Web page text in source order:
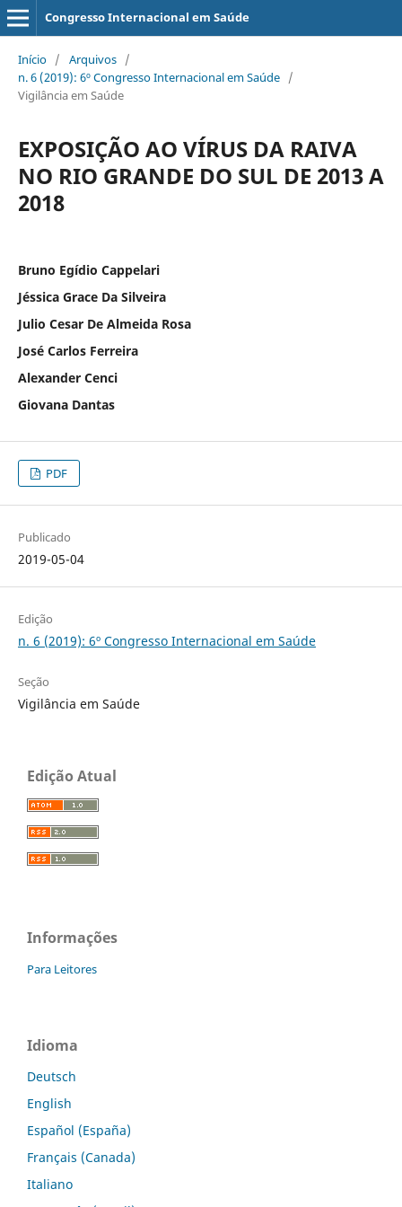
Congresso Internacional em Saúde
Início / Arquivos /
n. 6 (2019): 6º Congresso Internacional em Saúde /
Vigilância em Saúde
EXPOSIÇÃO AO VÍRUS DA RAIVA
NO RIO GRANDE DO SUL DE 2013 A
2018
Bruno Egídio Cappelari
Jéssica Grace Da Silveira
Julio Cesar De Almeida Rosa
José Carlos Ferreira
Alexander Cenci
Giovana Dantas
PDF
Publicado
2019-05-04
Edição
n. 6 (2019): 6º Congresso Internacional em Saúde
Seção
Vigilância em Saúde
Edição Atual
Informações
Para Leitores
Idioma
Deutsch
English
Español (España)
Français (Canada)
Italiano